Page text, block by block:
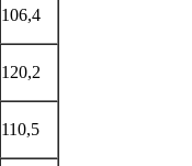
106,4
120,2
110,5